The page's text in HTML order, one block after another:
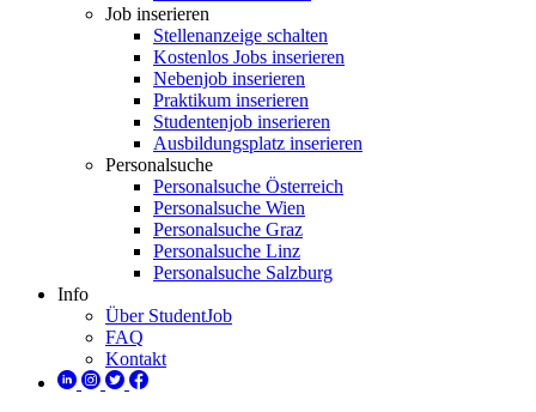
Job inserieren
Stellenanzeige schalten
Kostenlos Jobs inserieren
Nebenjob inserieren
Praktikum inserieren
Studentenjob inserieren
Ausbildungsplatz inserieren
Personalsuche
Personalsuche Österreich
Personalsuche Wien
Personalsuche Graz
Personalsuche Linz
Personalsuche Salzburg
Info
Über StudentJob
FAQ
Kontakt